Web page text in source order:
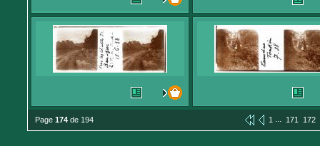
Page 174 de 194 1 ... 171 172